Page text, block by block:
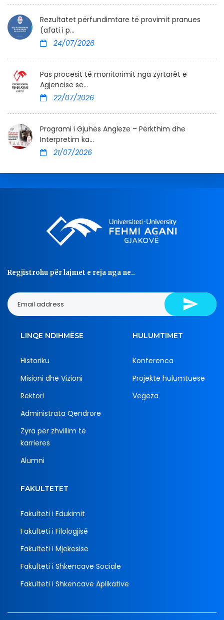
Rezultatet përfundimtare të provimit pranues
(afati i p...
24/07/2026
Pas procesit të monitorimit nga zyrtarët e
Agjencisë së...
22/07/2026
Programi i Gjuhës Angleze – Përkthim dhe
Interpretim ka...
21/07/2026
Regjistrohu për lajmet e reja nga ne..
LINQE NDIHMËSE
Historiku
Misioni dhe Vizioni
Rektori
Administrata Qendrore
Zyra për zhvillim të
karrieres
Alumni
HULUMTIMET
Konferenca
Projekte hulumtuese
Vegëza
FAKULTETET
Fakulteti i Edukimit
Fakulteti i Filologjisë
Fakulteti i Mjekësisë
Fakulteti i Shkencave Sociale
Fakulteti i Shkencave Aplikative